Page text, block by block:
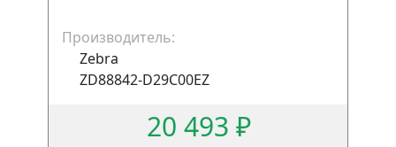
Производитель:
Zebra
ZD88842-D29C00EZ
20 493 ₽